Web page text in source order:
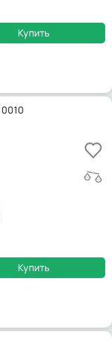
Купить
Купить